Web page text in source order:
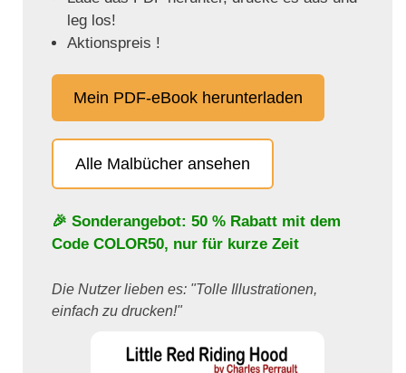
leg los!
Aktionspreis !
Mein PDF-eBook herunterladen
Alle Malbücher ansehen
🎉 Sonderangebot: 50 % Rabatt mit dem
Code COLOR50, nur für kurze Zeit
Die Nutzer lieben es: "Tolle Illustrationen,
einfach zu drucken!"